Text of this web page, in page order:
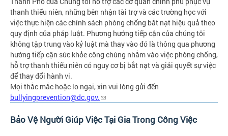
thanh thiếu niên, những bên nhận tài trợ và các trường học với
việc thực hiện các chính sách phòng chống bắt nạt hiệu quả theo
quy định của pháp luật. Phương hướng tiếp cận của chúng tôi
không tập trung vào kỷ luật mà thay vào đó là thông qua phương
hướng tiếp cận sức khỏe công chúng nhắm vào việc phòng chống,
hỗ trợ thanh thiếu niên có nguy cơ bị bắt nạt và giải quyết sự việc
để thay đổi hành vi.
Mọi thắc mắc hoặc lo ngại, xin vui lòng gửi đến
bullyingprevention@dc.gov.
Bảo Vệ Người Giúp Việc Tại Gia Trong Công Việc